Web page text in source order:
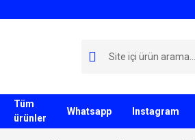
Tüm
ürünler
Whatsapp Instagram